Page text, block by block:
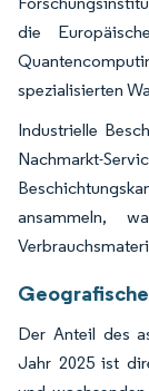
die
spezialisierten
Industrielle
Nachmarkt-
ansammeln,
Der Anteil des
Jahr 2025 ist